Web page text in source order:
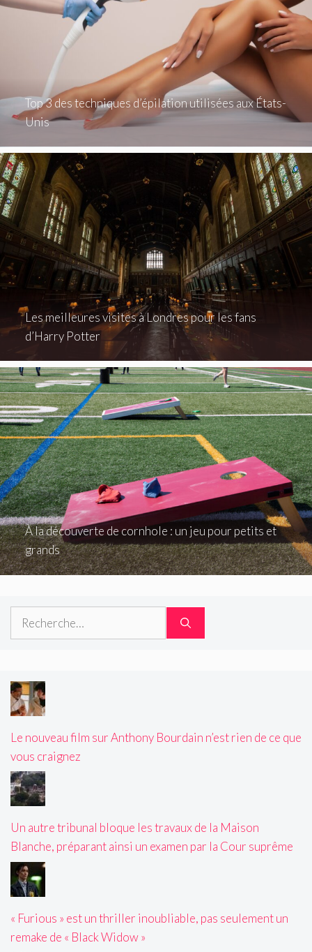
Top 3 des techniques d’épilation utilisées aux États-
Unis
Les meilleures visites à Londres pour les fans
d’Harry Potter
À la découverte de cornhole : un jeu pour petits et
grands
Rechercher :
Le nouveau film sur Anthony Bourdain n’est rien de ce que
vous craignez
Un autre tribunal bloque les travaux de la Maison
Blanche, préparant ainsi un examen par la Cour suprême
« Furious » est un thriller inoubliable, pas seulement un
remake de « Black Widow »